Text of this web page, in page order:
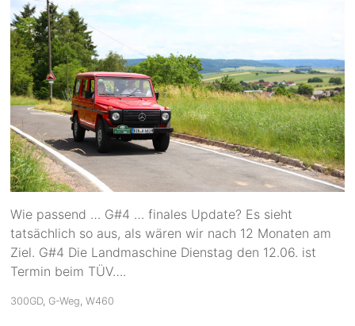
Wie passend … G#4 … finales Update? Es sieht
tatsächlich so aus, als wären wir nach 12 Monaten am
Ziel. G#4 Die Landmaschine Dienstag den 12.06. ist
Termin beim TÜV….
300GD, G-Weg,W460